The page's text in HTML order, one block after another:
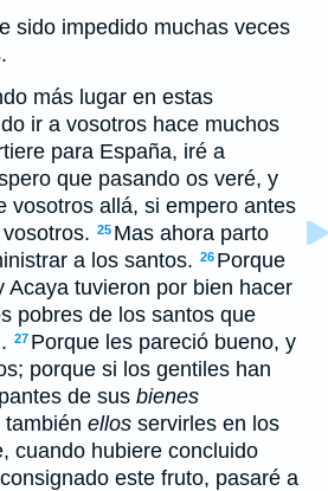
sido impedido muchas veces
más lugar en estas
ir a vosotros hace muchos
para España, iré a
que pasando os veré, y
vosotros allá, si empero antes
25 Mas ahora parto
a los santos. 26 Porque
Acaya tuvieron por bien hacer
pobres de los santos que
27 Porque les pareció bueno, y
porque si los gentiles han
de sus bienes
ellos servirles en los
cuando hubiere concluido
este fruto, pasaré a